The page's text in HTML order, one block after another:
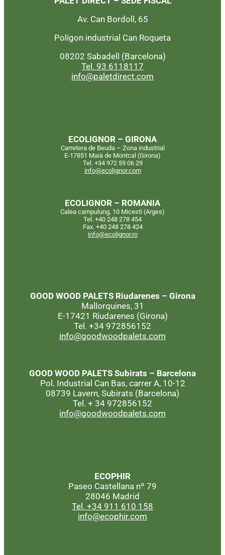
Av. Can Bordoll, 65
Polígon industrial Can Roqueta
08202 Sabadell (Barcelona)
Tel. 93 6118117
info@paletdirect.com
ECOLIGNOR – GIRONA
Carretera de Beuda – Zona industrial
E-17851 Maià de Montcal (Girona)
Tel. +34 972 59 06 29
info@ecolignor.com
ECOLIGNOR – ROMANIA
Calea campulung, 10 Micesti (Arges)
Tel. +40 248 278 454
Fax. +40 248 278 424
info@ecolignor.ro
GOOD WOOD PALETS Riudarenes – Girona
Mallorquines, 31
E-17421 Riudarenes (Girona)
Tel. +34 972856152
info@goodwoodpalets.com
GOOD WOOD PALETS Subirats – Barcelona
Pol. Industrial Can Bas, carrer A, 10-12
08739 Lavern, Subirats (Barcelona)
Tel. + 34 972856152
info@goodwoodpalets.com
ECOPHIR
Paseo Castellana nº 79
28046 Madrid
Tel. +34 911 610 158
info@ecophir.com